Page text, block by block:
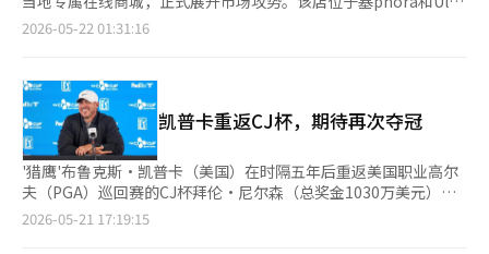
间‘CJ之家’展位，亲自检查了安装情况和品牌进驻现状。 在CJ
之家展位现场，以‘美味、时尚、乐趣’为关键词，展示了
内容、ScreenX放映内容、K鸡尾酒品尝、巴黎贝甜烘焙试吃、赠
品发放、拍照区等多种体验活动。 李会长将在比赛结束前完成行
程，随后将于29日（当地时间）访问位于加利福尼亚州帕萨迪纳的
CJ Olive Young美国首家门店及全球首家门店。 与此同时，在李会
长的关注下，韩国球员们也在争夺冠军。金时沅在第三轮中减少了
3杆，以21个小鸟的总成绩独占领先。世界男子高尔夫排名第一的
斯科蒂·舍夫勒（美国，19个小鸟194杆）将在最后一轮与他对
决。林成宰同样减少了4杆，排名并列第四（17个小鸟196杆）。
厨”冠军博·麦克米伦厨师、纽约韩餐高档餐厅“Atomicus”的
朴正贤厨师，以及参加“黑白厨师第二季”的柳永旭厨师等将参与
酱料和炸鸡等食材。 在第十七洞，将提供“抓取即走”的便捷餐
饮菜单，销售以比比购饺子和辣椒酱为基础的原味和辛辣版本的小
吃。 还将推出以韩国蒸馏酒为基础的鸡尾酒。CJ集团将通过其高
端蒸馏酒品牌“Jari”，推出四种使用文倍酒和甘茂酒的鸡尾
酒。“Jari”是CJ集团与国内小型酿酒厂合作推出的蒸馏酒品牌，
预计将在今年下半年进入美国市场。 自2018年以来，CJ集团通过
CJ杯向全球市场介绍比比购品牌和韩餐。为运动员提供的餐饮空
间“运动员餐厅”被评为PGA巡回赛中的“最佳餐厅”，成为比赛
Beauty等品牌的竞争激烈区域，旨在成为韩国独立品牌在美国线
店”，同时推出美国专属在线商城。帕萨迪纳的科罗拉多大道是苹
果、Lululemon、Tiffany & Co.等全球高端品牌的大型门店聚集
地，是美国西部的象征性高收入商业区。Olive Young在此建立了
一家面积达803平方米（约243坪）的单层大型门店，规模与国内
主要商业区的“Olive Young Town”门店相当。 帕萨迪纳店专注
于K-Beauty展示，拥有包括Mediheal、Toriden、Romand等在
内的400多个品牌和超过5000种商品，其中80%以上为K-Beauty
和K-Wellness产品。该店将快速反映K-Beauty趋势，每两周更新
2026-05-22 01:31:16
凯普卡重返CJ杯，期待再次夺冠
'猎鹰'布鲁克斯·凯普卡（美国）在时隔五年后重返美国职业高尔
夫（PGA）巡回赛的CJ杯拜伦·尼尔森（总奖金1030万美元），
再次向冠军发起冲击。 凯普卡于21日（韩国时间）在美国德克萨
2026-05-21 17:19:15